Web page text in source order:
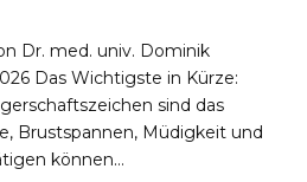
Dr. med. univ. Dominik
Das Wichtigste in Kürze:
sind das
Brustspannen, Müdigkeit und
können…